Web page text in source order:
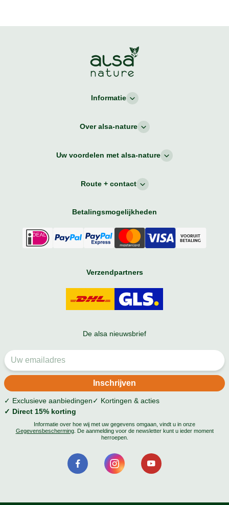
Informatie
Over alsa-nature
Uw voordelen met alsa-nature
Route + contact
Betalingsmogelijkheden
Verzendpartners
De alsa nieuwsbrief
✓ Exclusieve aanbiedingen✓ Kortingen & acties
✓ Direct 15% korting
Informatie over hoe wij met uw gegevens omgaan, vindt u in onze
Gegevensbescherming. De aanmelding voor de newsletter kunt u ieder moment
herroepen.